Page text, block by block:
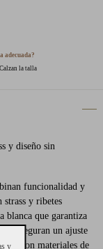
adecuada?
la talla
y diseño sin
funcionalidad y
strass y ribetes
blanca que garantiza
aseguran un ajuste
con materiales de
y